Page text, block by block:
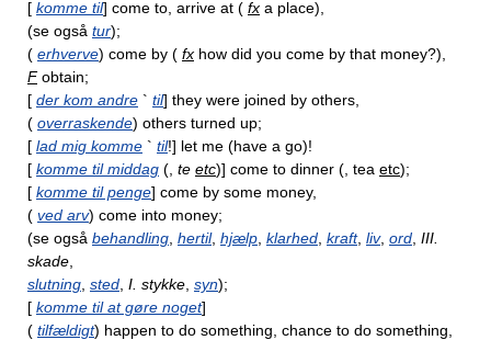
[ komme til] come to, arrive at ( fx a place),
(se også tur);
( erhverve) come by ( fx how did you come by that money?),
Fobtain;
[ der kom andre ` til] they were joined by others,
( overraskende) others turned up;
[ lad mig komme ` til!] let me (have a go)!
[ komme til middag (, te etc)] come to dinner (, tea etc);
[ komme til penge] come by some money,
( ved arv) come into money;
(se også behandling hertil, hjælp klarhed kraft, liv, ord III.
skade
slutning sted I. stykke syn);
[ komme til at gøre noget]
( tilfældigt) happen to do something, chance to do something,